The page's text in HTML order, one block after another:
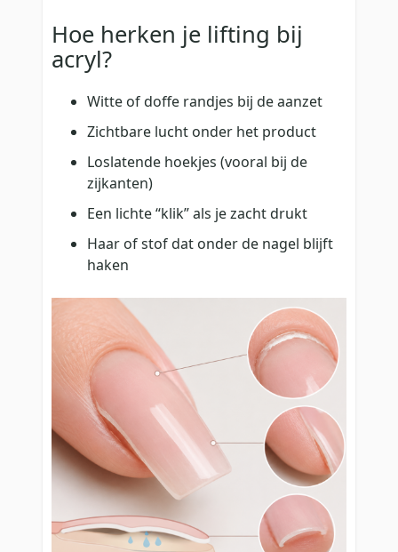
Hoe herken je lifting bij
acryl?
Witte of doffe randjes bij de aanzet
Zichtbare lucht onder het product
Loslatende hoekjes (vooral bij de
zijkanten)
Een lichte “klik” als je zacht drukt
Haar of stof dat onder de nagel blijft
haken